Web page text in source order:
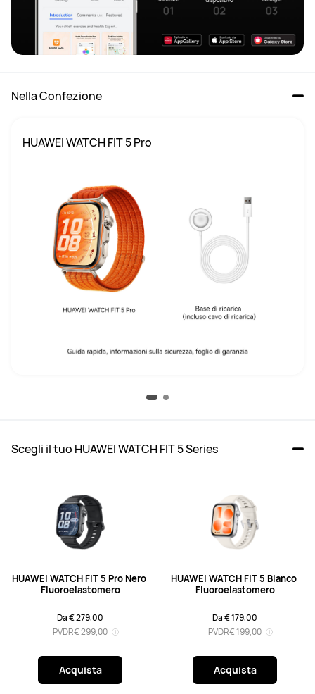
Nella Confezione
HUAWEI WATCH FIT 5 Pro
Scegli il tuo HUAWEI WATCH FIT 5 Series
HUAWEI WATCH FIT 5 Pro Nero
Fluoroelastomero
Da € 279,00
PVDR€ 299,00
Acquista
HUAWEI WATCH FIT 5 Bianco
Fluoroelastomero
Da € 179,00
PVDR€ 199,00
Acquista